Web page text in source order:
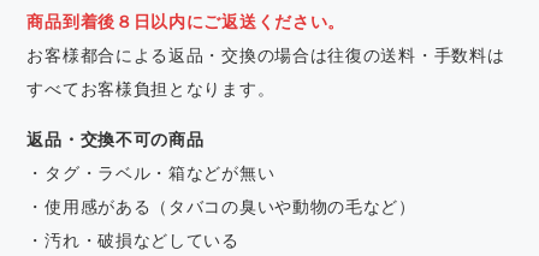
商品到着後８日以内にご返送ください。
お客様都合による返品・交換の場合は往復の送料・手数料は
すべてお客様負担となります。
返品・交換不可の商品
・タグ・ラベル・箱などが無い
・使用感がある（タバコの臭いや動物の毛など）
・汚れ・破損などしている